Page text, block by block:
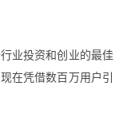
业投资和创业的最佳
在凭借数百万用户引